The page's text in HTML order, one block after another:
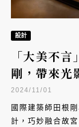
設計
「大美不
剛，帶來光
讓展品自己
2024/11/01
國際建築師田根
計，巧妙融合故